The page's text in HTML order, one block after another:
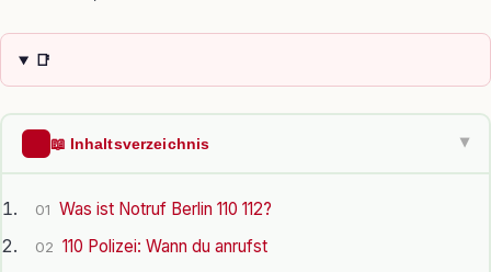
📑
📖 Inhaltsverzeichnis ▶
01 Was ist Notruf Berlin 110 112?
02 110 Polizei: Wann du anrufst